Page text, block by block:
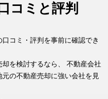
コミと評判
口コミ・評判を事前に確認でき
を検討するなら、 不動産会社
の不動産売却に強い会社を見